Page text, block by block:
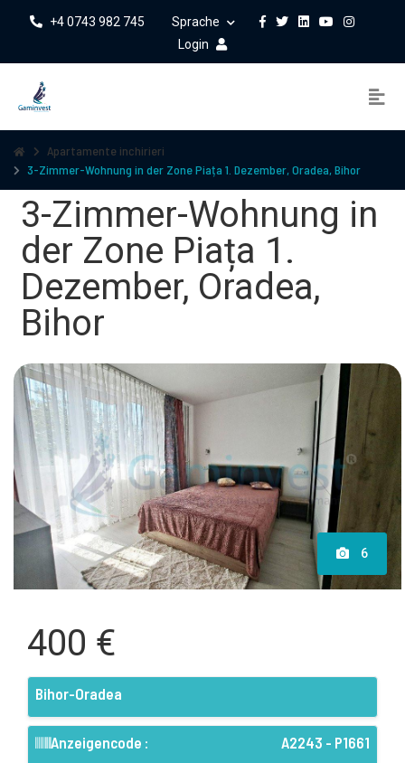
+4 0743 982 745
Sprache
Login
Apartamente inchirieri
3-Zimmer-Wohnung in der Zone Piața 1. Dezember, Oradea, Bihor
3-Zimmer-Wohnung in
der Zone Piața 1.
Dezember, Oradea,
Bihor
6
400 €
Bihor-Oradea
Anzeigencode : A2243 - P1661